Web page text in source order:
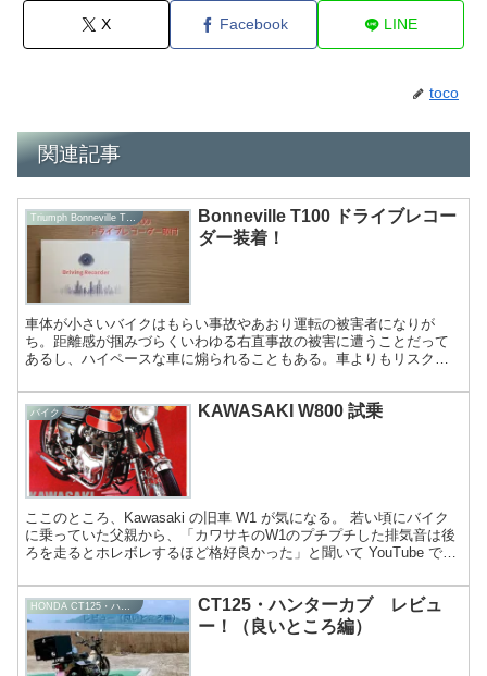
X Facebook LINE
toco
関連記事
Triumph Bonneville T100
Bonneville T100 ドライブレコー
ダー装着！
車体が小さいバイクはもらい事故やあおり運転の被害者になりが
ち。距離感が掴みづらくいわゆる右直事故の被害に遭うことだって
あるし、ハイペースな車に煽られることもある。車よりもリスクが
て...
バイク KAWASAKI W800 試乗
ここのところ、Kawasaki の旧車 W1 が気になる。 若い頃にバイク
に乗っていた父親から、「カワサキのW1のプチプチした排気音は後
ろを走るとホレボレするほど格好良かった」と聞いて YouTube で調
CT125・ハンターカブ レビュ
ー！（良いところ編）